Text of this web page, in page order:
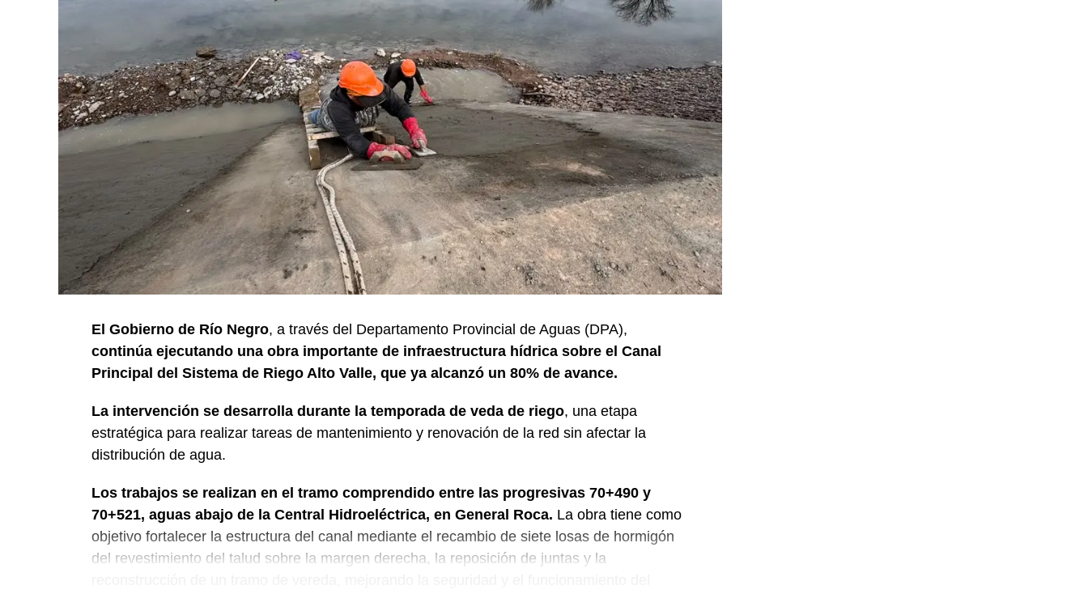
El Gobierno de Río Negro, a través del Departamento Provincial de Aguas (DPA),
continúa ejecutando una obra importante de infraestructura hídrica sobre el Canal
Principal del Sistema de Riego Alto Valle, que ya alcanzó un 80% de avance.
La intervención se desarrolla durante la temporada de veda de riego, una etapa
estratégica para realizar tareas de mantenimiento y renovación de la red sin afectar la
distribución de agua.
Los trabajos se realizan en el tramo comprendido entre las progresivas 70+490 y
70+521, aguas abajo de la Central Hidroeléctrica, en General Roca. La obra tiene como
objetivo fortalecer la estructura del canal mediante el recambio de siete losas de hormigón
del revestimiento del talud sobre la margen derecha, la reposición de juntas y la